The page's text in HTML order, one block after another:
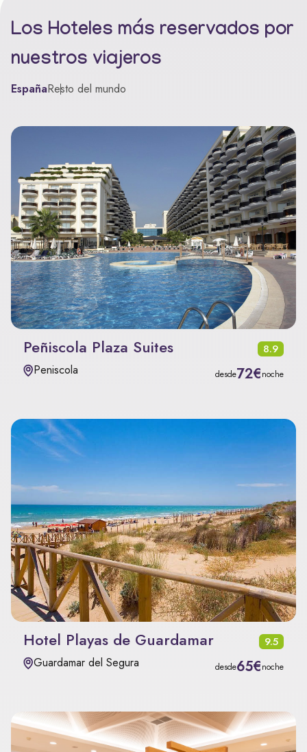
Los Hoteles más reservados por
nuestros viajeros
EspañaResto del mundo
Peñiscola Plaza Suites 8.9
Peniscola desde72€noche
Hotel Playas de Guardamar 9.5
Guardamar del Segura desde65€noche